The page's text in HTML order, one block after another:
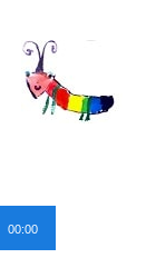
00:00